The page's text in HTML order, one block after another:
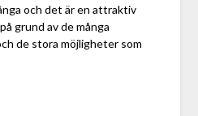
och det är en attraktiv
grund av de många
de stora möjligheter som